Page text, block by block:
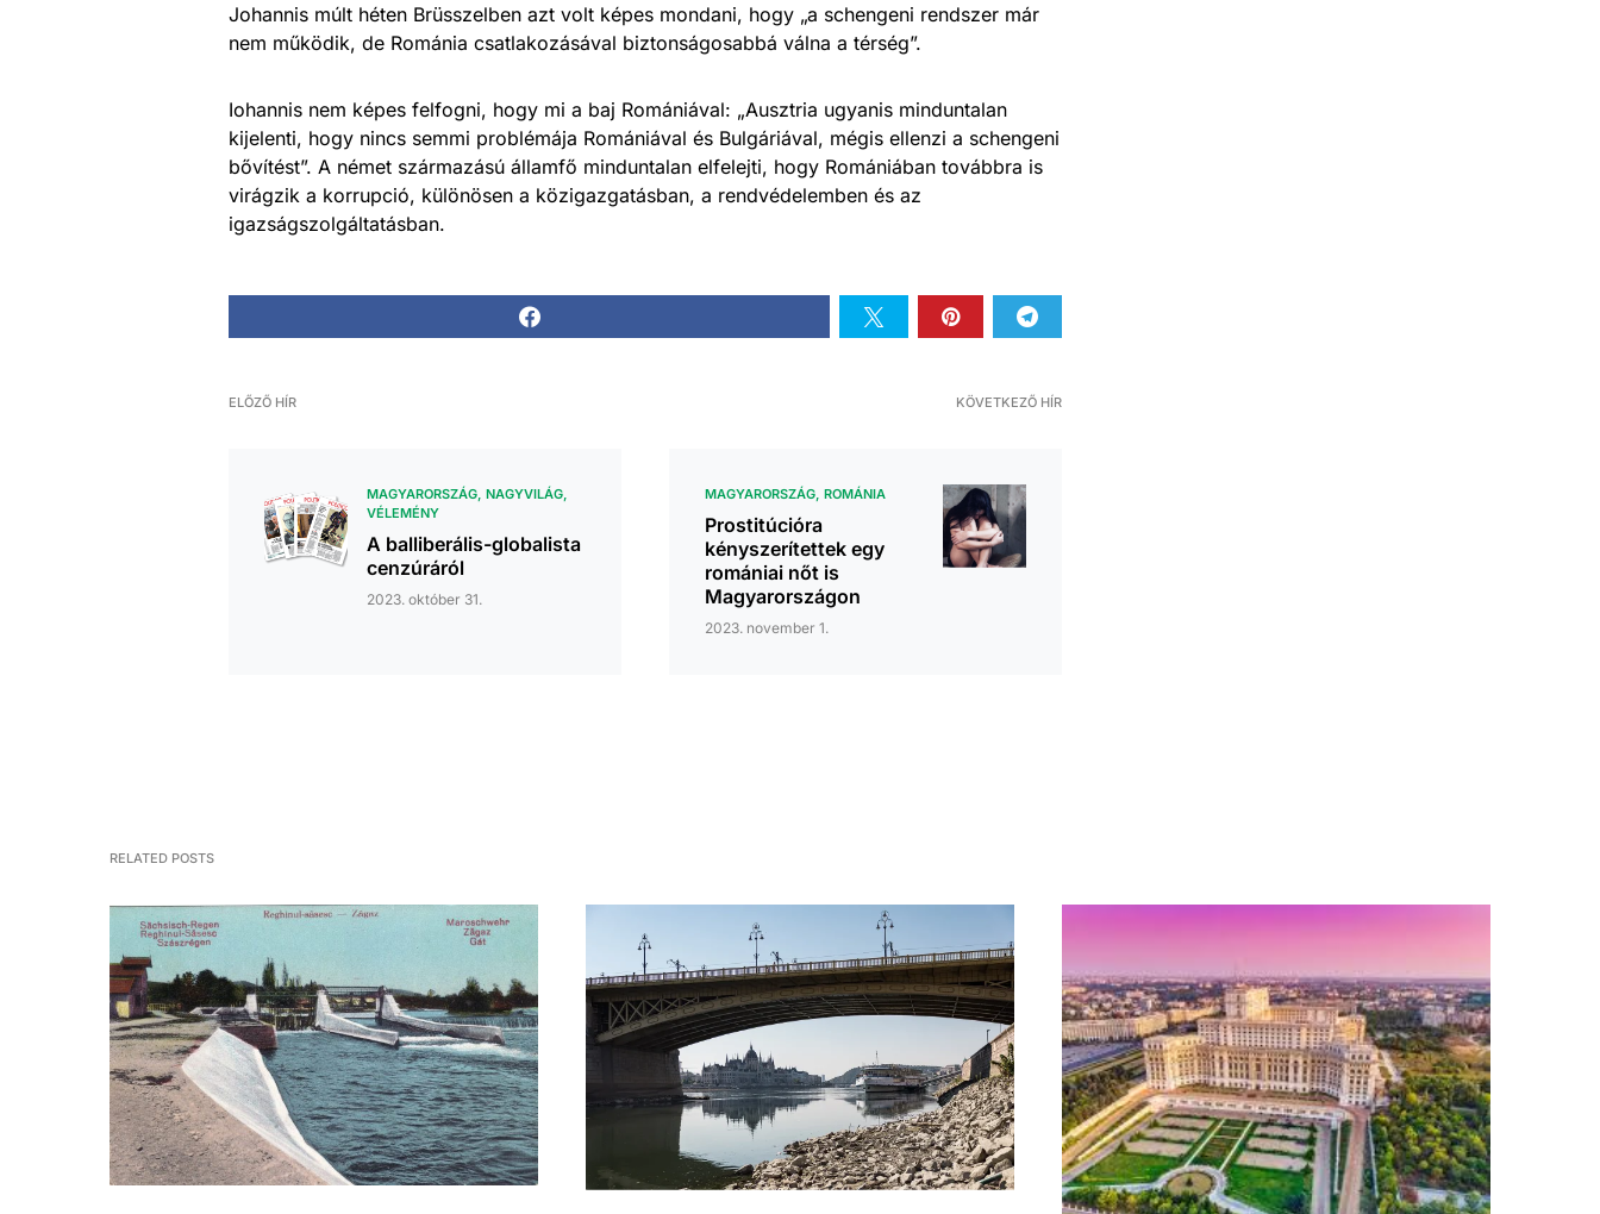
Johannis múlt héten Brüsszelben azt volt képes mondani, hogy „a schengeni rendszer már
nem működik, de Románia csatlakozásával biztonságosabbá válna a térség”.
Iohannis nem képes felfogni, hogy mi a baj Romániával: „Ausztria ugyanis minduntalan
kijelenti, hogy nincs semmi problémája Romániával és Bulgáriával, mégis ellenzi a schengeni
bővítést”. A német származású államfő minduntalan elfelejti, hogy Romániában továbbra is
virágzik a korrupció, különösen a közigazgatásban, a rendvédelemben és az
igazságszolgáltatásban.
ELŐZŐ HÍR
MAGYARORSZÁG NAGYVILÁG
VÉLEMÉNY
A balliberális-globalista
cenzúráról
2023. október 31.
KÖVETKEZŐ HÍR
MAGYARORSZÁG ROMÁNIA
Prostitúcióra
kényszerítettek egy
romániai nőt is
Magyarországon
2023. november 1.
RELATED POSTS